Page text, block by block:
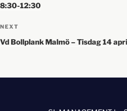
8:30-12:30
NEXT
Vd Bollplank Malmö – Tisdag 14